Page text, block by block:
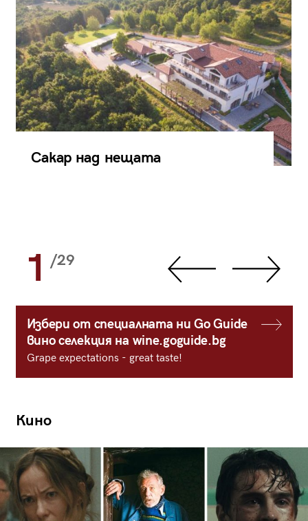
Сакар над нещата
1 /29
Избери от специалната ни Go Guide
вино селекция на wine.goguide.bg
Grape expectations - great taste!
Кино